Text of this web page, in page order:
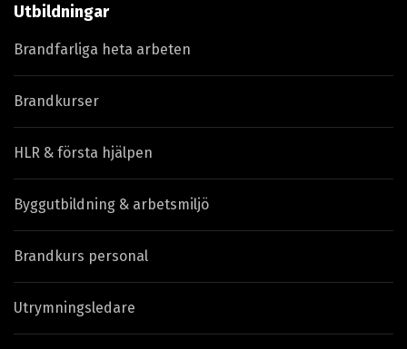
Utbildningar
Brandfarliga heta arbeten
Brandkurser
HLR & första hjälpen
Byggutbildning & arbetsmiljö
Brandkurs personal
Utrymningsledare